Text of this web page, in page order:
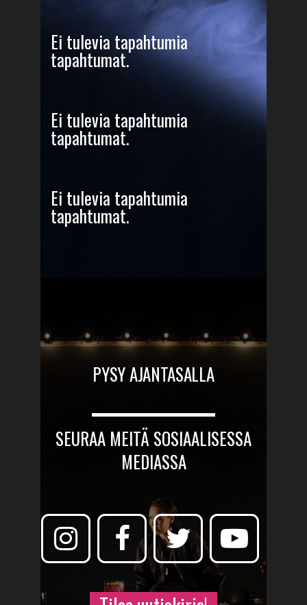
Ei tulevia tapahtumia
tapahtumat.
Ei tulevia tapahtumia
tapahtumat.
Ei tulevia tapahtumia
tapahtumat.
PYSY AJANTASALLA
SEURAA MEITÄ SOSIAALISESSA
MEDIASSA